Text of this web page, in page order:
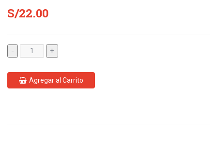
S/22.00
- +
Agregar al Carrito